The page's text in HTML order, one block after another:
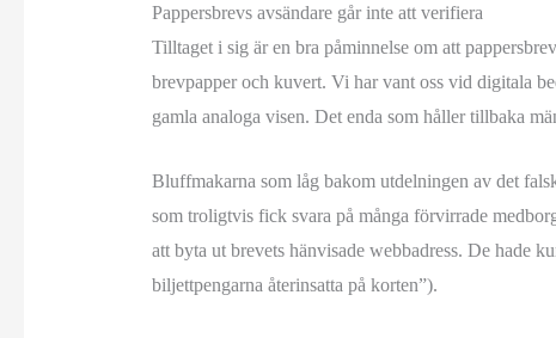
Pappersbrevs avsändare går inte att verifiera
Tilltaget i sig är en bra påminnelse om att
brevpapper och kuvert. Vi har vant oss vid digitala
gamla analoga visen. Det enda som håller tillbaka
Bluffmakarna som låg bakom utdelningen av det
som troligtvis fick svara på många förvirrade
att byta ut brevets hänvisade webbadress. De hade
biljettpengarna återinsatta på korten”).